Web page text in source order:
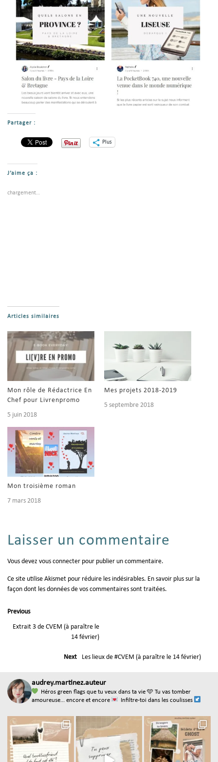
Partager :
Plus
J’aime ça :
chargement…
Articles similaires
Mon rôle de Rédactrice En
Chef pour Livrenpromo
5 juin 2018
Mes projets 2018-2019
5 septembre 2018
Mon troisième roman
7 mars 2018
Laisser un commentaire
Vous devez vous connecter pour publier un commentaire.
Ce site utilise Akismet pour réduire les indésirables. En savoir plus sur la
façon dont les données de vos commentaires sont traitées.
Previous
Extrait 3 de CVEM (à paraître le
14 février)
Next Les lieux de #CVEM (à paraître le 14 février)
audrey.martinez.auteur
Héros green flags que tu veux dans ta vie 🩵 Tu vas tomber
amoureuse... encore et encore
Infiltre-toi dans les coulisses